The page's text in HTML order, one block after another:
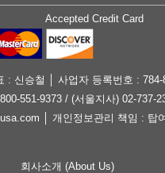
Accepted Credit Card
: 신승철 │ 사업자 등록번호 : 784-
551-9373 / (서울지사) 02-737-
│ 개인정보관리 책임 : 탑
회사소개 (About Us)